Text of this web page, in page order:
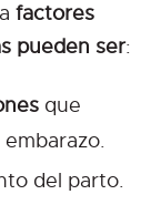
factores
pueden ser:
que
del parto.